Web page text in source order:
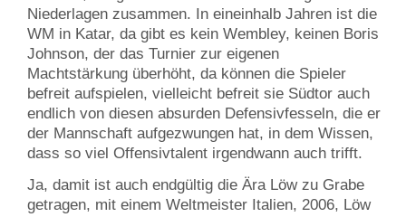
Niederlagen zusammen. In eineinhalb Jahren ist die
WM in Katar, da gibt es kein Wembley, keinen Boris
Johnson, der das Turnier zur eigenen
Machtstärkung überhöht, da können die Spieler
befreit aufspielen, vielleicht befreit sie Südtor auch
endlich von diesen absurden Defensivfesseln, die er
der Mannschaft aufgezwungen hat, in dem Wissen,
dass so viel Offensivtalent irgendwann auch trifft.
Ja, damit ist auch endgültig die Ära Löw zu Grabe
getragen, mit einem Weltmeister Italien, 2006, Löw